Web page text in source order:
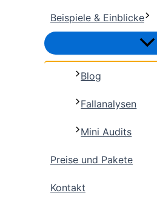
Beispiele & Einblicke
Blog
Fallanalysen
Mini Audits
Preise und Pakete
Kontakt